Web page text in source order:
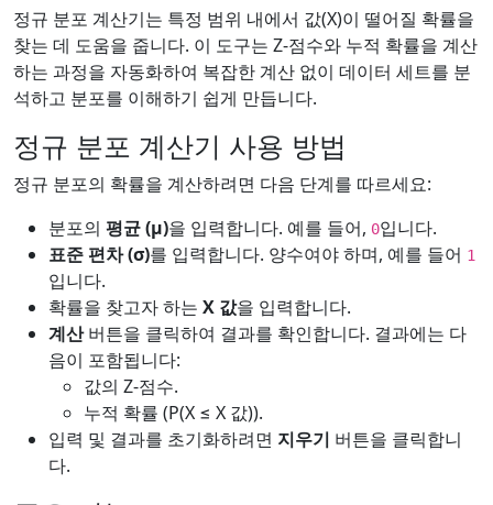
정규 분포 계산기는 특정 범위 내에서 값(X)이 떨어질 확률을
찾는 데 도움을 줍니다. 이 도구는 Z-점수와 누적 확률을 계산
하는 과정을 자동화하여 복잡한 계산 없이 데이터 세트를 분
석하고 분포를 이해하기 쉽게 만듭니다.
정규 분포 계산기 사용 방법
정규 분포의 확률을 계산하려면 다음 단계를 따르세요:
분포의 평균 (µ)을 입력합니다. 예를 들어, 0입니다.
표준 편차 (σ)를 입력합니다. 양수여야 하며, 예를 들어 1
입니다.
확률을 찾고자 하는 X 값을 입력합니다.
계산버튼을 클릭하여 결과를 확인합니다. 결과에는 다
음이 포함됩니다:
값의 Z-점수.
누적 확률 (P(X ≤ X 값)).
입력 및 결과를 초기화하려면 지우기 버튼을 클릭합니
다.